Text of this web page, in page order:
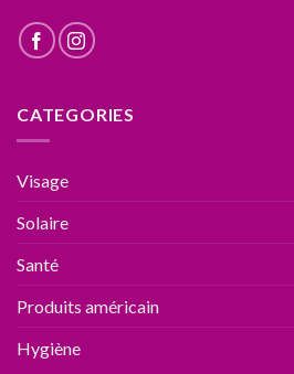
CATEGORIES
Visage
Solaire
Santé
Produits américain
Hygiène